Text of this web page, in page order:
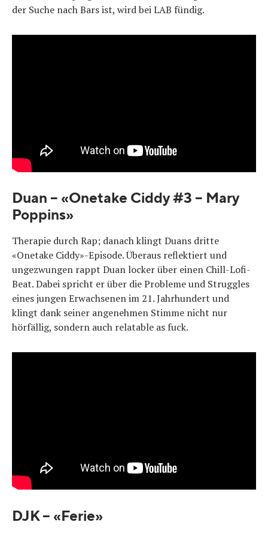
der Suche nach Bars ist, wird bei LAB fündig.
Duan – «Onetake Ciddy #3 – Mary
Poppins»
Therapie durch Rap; danach klingt Duans dritte
«Onetake Ciddy»-Episode. Überaus reflektiert und
ungezwungen rappt Duan locker über einen Chill-Lofi-
Beat. Dabei spricht er über die Probleme und Struggles
eines jungen Erwachsenen im 21. Jahrhundert und
klingt dank seiner angenehmen Stimme nicht nur
hörfällig, sondern auch relatable as fuck.
DJK – «Ferie»